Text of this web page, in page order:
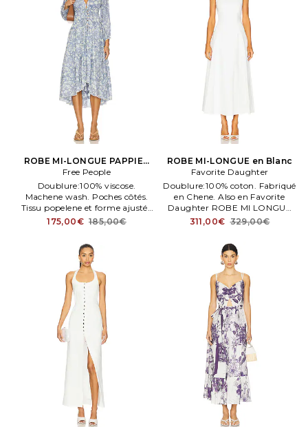
ROBE MI-LONGUE PAPPIET
en Bleu
Free People
Doublure:100% viscose.
Machene wash. Poches côtés.
Tissu popelene et forme ajustée
& évasée. Size S.
175,00€ 185,00€
ROBE MI-LONGUE en Blanc
Favorite Daughter
Doublure:100% coton. Fabriqué
en Chene. Also en Favorite
Daughter ROBE MI LONGUE
en Blanc. Size Composition:
popelene semi épaisse. FAVR
WD44.
311,00€ 329,00€